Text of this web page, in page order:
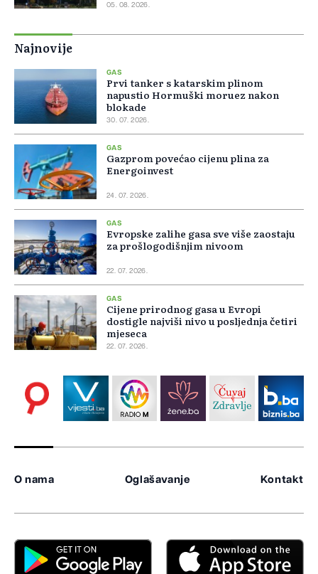
05. 08. 2026.
Najnovije
GAS
Prvi tanker s katarskim plinom
napustio Hormuški moruez nakon
blokade
30. 07. 2026.
GAS
Gazprom povećao cijenu plina za
Energoinvest
24. 07. 2026.
GAS
Evropske zalihe gasa sve više zaostaju
za prošlogodišnjim nivoom
22. 07. 2026.
GAS
Cijene prirodnog gasa u Evropi
dostigle najviši nivo u posljednja četiri
mjeseca
22. 07. 2026.
O nama Oglašavanje Kontakt